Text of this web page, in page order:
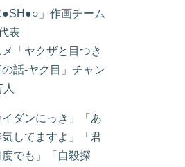
」作画チーム
表
「ヤクザと目つき
話-ヤク目」チャン
ダンにっき」「あ
してますよ」「君
でも」「自殺探